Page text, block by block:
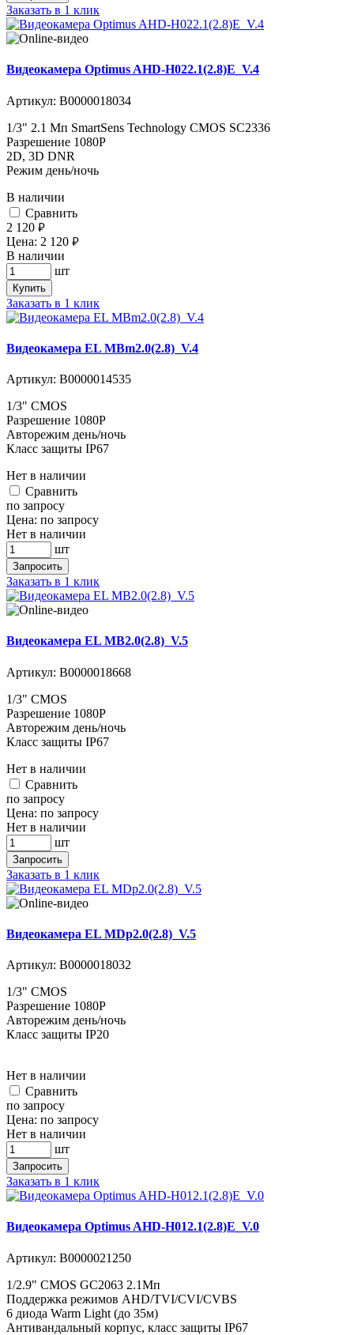
Заказать в 1 клик
Видеокамера Optimus AHD-H022.1(2.8)E_V.4
Артикул: В0000018034
1/3" 2.1 Мп SmartSens Technology CMOS SC2336
Разрешение 1080P
2D, 3D DNR
Режим день/ночь
В наличии
Cравнить
2 120 руб.
Цена: 2 120 руб.
В наличии
шт
Купить
Заказать в 1 клик
Видеокамера EL MBm2.0(2.8)_V.4
Артикул: В0000014535
1/3" CMOS
Разрешение 1080P
Авторежим день/ночь
Класс защиты IP67
Нет в наличии
Cравнить
по запросу
Цена: по запросу
Нет в наличии
шт
Запросить
Заказать в 1 клик
Видеокамера EL MB2.0(2.8)_V.5
Артикул: В0000018668
1/3" CMOS
Разрешение 1080P
Авторежим день/ночь
Класс защиты IP67
Нет в наличии
Cравнить
по запросу
Цена: по запросу
Нет в наличии
шт
Запросить
Заказать в 1 клик
Видеокамера EL MDp2.0(2.8)_V.5
Артикул: В0000018032
1/3" CMOS
Разрешение 1080P
Авторежим день/ночь
Класс защиты IP20
Нет в наличии
Cравнить
по запросу
Цена: по запросу
Нет в наличии
шт
Запросить
Заказать в 1 клик
Видеокамера Optimus AHD-H012.1(2.8)E_V.0
Артикул: В0000021250
1/2.9" CMOS GC2063 2.1Мп
Поддержка режимов AHD/TVI/CVI/CVBS
6 диода Warm Light (до 35м)
Антивандальный корпус, класс защиты IP67